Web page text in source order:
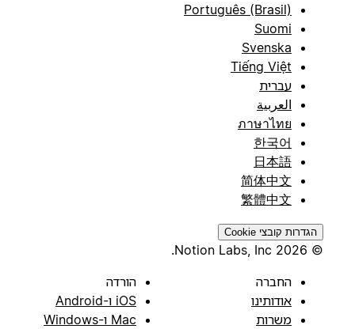
Português (Brasil)
Suomi
Svenska
Tiếng Việt
עברית
العربية
ภาษาไทย
한국어
日本語
简体中文
繁體中文
הגדרות קובצי Cookie
החברה
אודותינו
משרות
הורדה
iOS ו-Android
Mac ו-Windows